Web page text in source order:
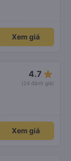
Xem giá
4.7 star_rate
(24 đánh giá)
Xem giá